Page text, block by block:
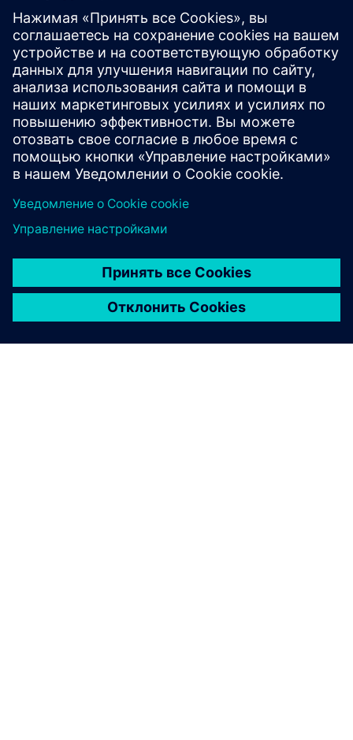
Siemens Energy Plant-SaaS
Plant-SaaS предлагает настраиваемую инженерную
платформу для Power-to-X в качестве полностью
поддерживаемого облачного решения. Предложите
всем заинтересованным сторонам проекта, включая
OEM-производителей, EPC и других, совместно...
Узнайте больше